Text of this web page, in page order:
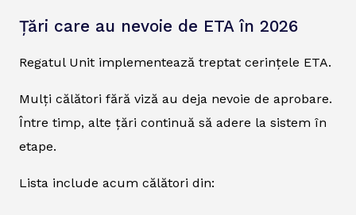
Țări care au nevoie de ETA în 2026
Regatul Unit implementează treptat cerințele ETA.
Mulți călători fără viză au deja nevoie de aprobare.
Între timp, alte țări continuă să adere la sistem în
etape.
Lista include acum călători din: